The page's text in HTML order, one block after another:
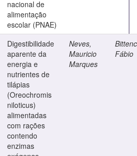
nacional de
alimentação
escolar (PNAE)
Digestibilidade
aparente da
energia e
nutrientes de
tilápias
(Oreochromis
niloticus)
alimentadas
com rações
contendo
enzimas
Neves,
Mauricio
Marques
Fábio